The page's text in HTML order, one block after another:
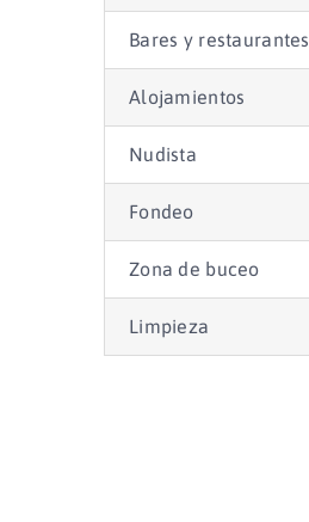
Bares y restaurantes
Alojamientos
Nudista
Fondeo
Zona de buceo
Limpieza